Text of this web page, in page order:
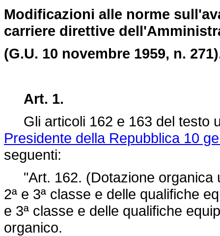
Modificazioni alle norme
carriere direttive
(G.U. 10 novembre 1959, n.
Art. 1.
Gli articoli 162 e 163 del testo
Presidente della Repubblica 10
seguenti:
"Art. 162. (Dotazione organica
2ª e 3ª classe e delle qualifiche
e 3ª classe e delle qualifiche
organico.